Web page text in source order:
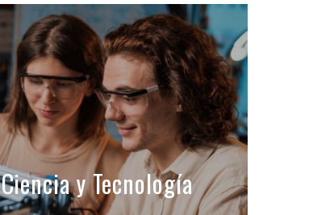
Ciencia y Tecnología